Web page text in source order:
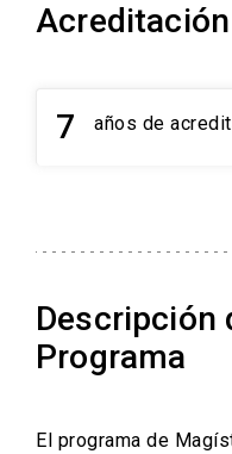
Acreditación
7 años de
Descripción
Programa
El programa de